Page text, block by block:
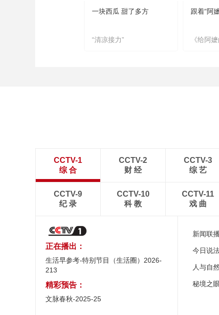
一块西瓜 甜了多方
“清凉接力”
跟着“阿
《给阿
CCTV-1
综 合
CCTV-2
财 经
CCTV-3
综 艺
CCTV-9
纪 录
CCTV-10
科 教
CCTV-11
戏 曲
正在播出：
生活早参考-特别节目（生活圈）2026-
213
精彩预告：
文脉春秋-2025-25
新闻联
今日说
人与自
秘境之